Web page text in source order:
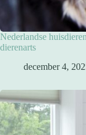
Nederlandse
dierenarts
december 4,